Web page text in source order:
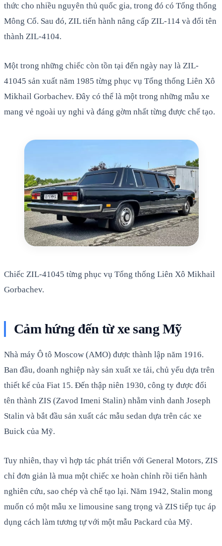
thức cho nhiều nguyên thủ quốc gia, trong đó có Tổng thống
Mông Cổ. Sau đó, ZIL tiến hành nâng cấp ZIL-114 và đổi tên
thành ZIL-4104.
Một trong những chiếc còn tồn tại đến ngày nay là ZIL-
41045 sản xuất năm 1985 từng phục vụ Tổng thống Liên Xô
Mikhail Gorbachev. Đây có thể là một trong những mẫu xe
mang vẻ ngoài uy nghi và đáng gờm nhất từng được chế tạo.
Chiếc ZIL-41045 từng phục vụ Tổng thống Liên Xô Mikhail
Gorbachev.
Cảm hứng đến từ xe sang Mỹ
Nhà máy Ô tô Moscow (AMO) được thành lập năm 1916.
Ban đầu, doanh nghiệp này sản xuất xe tải, chủ yếu dựa trên
thiết kế của Fiat 15. Đến thập niên 1930, công ty được đổi
tên thành ZIS (Zavod Imeni Stalin) nhằm vinh danh Joseph
Stalin và bắt đầu sản xuất các mẫu sedan dựa trên các xe
Buick của Mỹ.
Tuy nhiên, thay vì hợp tác phát triển với General Motors, ZIS
chỉ đơn giản là mua một chiếc xe hoàn chỉnh rồi tiến hành
nghiên cứu, sao chép và chế tạo lại. Năm 1942, Stalin mong
muốn có một mẫu xe limousine sang trọng và ZIS tiếp tục áp
dụng cách làm tương tự với một mẫu Packard của Mỹ.